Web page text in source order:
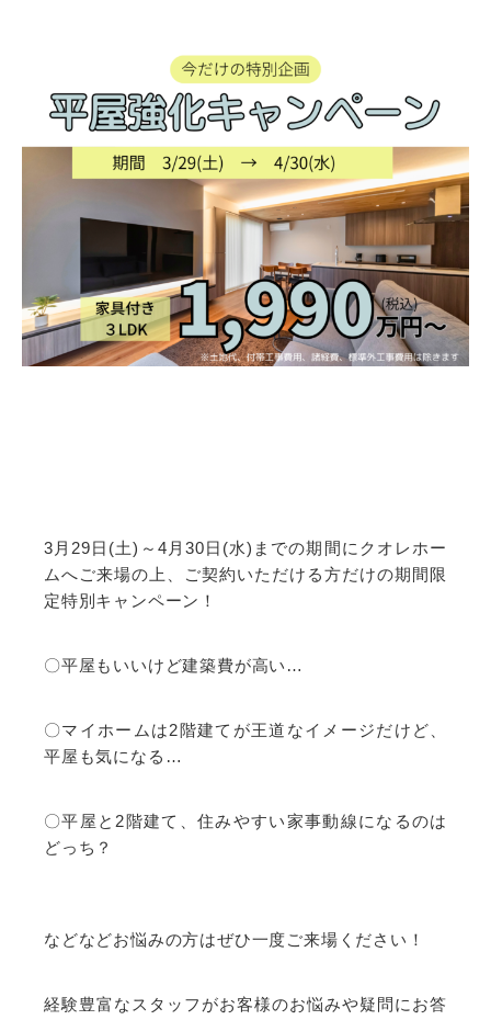
3月29日(土)～4月30日(水)までの期間にクオレホー
ムへご来場の上、ご契約いただける方だけの期間限
定特別キャンペーン！
〇平屋もいいけど建築費が高い…
〇マイホームは2階建てが王道なイメージだけど、
平屋も気になる…
〇平屋と2階建て、住みやすい家事動線になるのは
どっち？
などなどお悩みの方はぜひ一度ご来場ください！
経験豊富なスタッフがお客様のお悩みや疑問にお答